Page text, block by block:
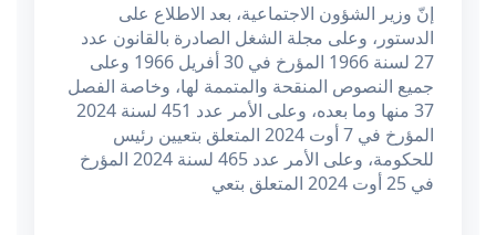
إنّ وزير الشؤون الاجتماعية، بعد الاطلاع على
الدستور، وعلى مجلة الشغل الصادرة بالقانون عدد
27 لسنة 1966 المؤرخ في 30 أفريل 1966 وعلى
جميع النصوص المنقحة والمتممة لها، وخاصة الفصل
37 منها وما بعده، وعلى الأمر عدد 451 لسنة 2024
المؤرخ في 7 أوت 2024 المتعلق بتعيين رئيس
للحكومة، وعلى الأمر عدد 465 لسنة 2024 المؤرخ
في 25 أوت 2024 المتعلق بتعي